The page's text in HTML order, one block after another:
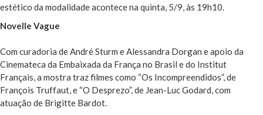
estético da modalidade acontece na quinta, 5/9, às 19h10.
Novelle Vague
Com curadoria de André Sturm e Alessandra Dorgan e apoio da
Cinemateca da Embaixada da França no Brasil e do Institut
Français, a mostra traz filmes como “Os Incompreendidos”, de
François Truffaut, e “O Desprezo”, de Jean-Luc Godard, com
atuação de Brigitte Bardot.